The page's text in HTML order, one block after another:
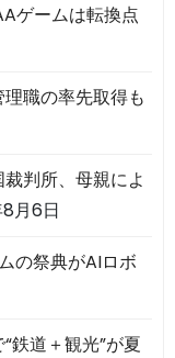
ゲームは転換点
職の率先取得も
判所、母親によ
月6日
の祭典がAIロボ
鉄道＋観光”が夏